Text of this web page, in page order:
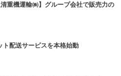
重機運輸㈱】グループ会社で販売力の
配送サービスを本格始動